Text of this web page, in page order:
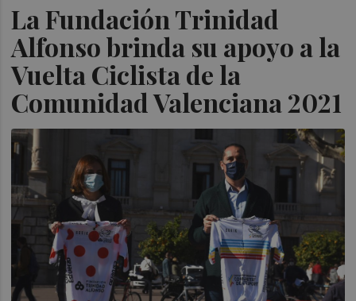
La Fundación Trinidad
Alfonso brinda su apoyo a la
Vuelta Ciclista de la
Comunidad Valenciana 2021